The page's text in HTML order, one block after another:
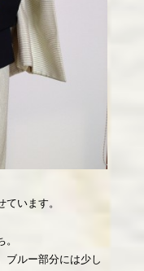
います。
ブルー部分には少し